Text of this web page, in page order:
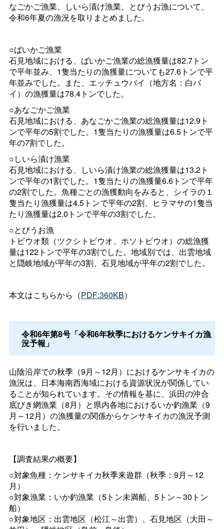
なごかご漁業、しいら漬け漁業、とびうお漁について、
令和6年夏の漁況を取りまとめました。
○ばいかご漁業
石見地域における、ばいかご漁業の総漁獲量は82.7トン
で平年並み、1隻当たりの漁獲量についても27.6トンで平
年並みでした。また、エッチュウバイ（地方名：白バ
イ）の漁獲量は78.4トンでした。
○あなごかご漁業
石見地域における、あなごかご漁業の総漁獲量は12.9ト
ンで平年の5割でした。1隻当たりの漁獲量は6.5トンで平
年の7割でした。
○しいら漬け漁業
石見地域における、しいら漬け漁業の総漁獲量は13.2ト
ンで平年の1割でした。1隻当たりの漁獲量6.6トンで平年
の2割でした。魚種ごとの漁獲動向をみると、シイラの１
隻当たり漁獲量は4.5トンで平年の2割、ヒラマサの1隻当
たり漁獲量は2.0トンで平年の3割でした。
○とびうお漁
トビウオ類（ツクシトビウオ、ホソトビウオ）の総漁獲
量は122トンで平年の3割でした。地域別では、出雲地域
と隠岐地域が平年の3割、石見地域が平年の2割でした。
本文はこちらから（PDF:360KB）
令和6年第8号「令和6年秋季におけるケンサキイカ漁
況予報」
山陰沿岸での秋季（9月～12月）におけるケンサキイカの
漁況は、日本海南西海域における資源状況が関係してい
ることが知られています。その情報を基に、浜田の沖合
底びき網漁業（8月）と県内各地におけるいか釣漁業（9
月～12月）の漁獲量の関係からケンサキイカの漁況予測
を行いました。
【調査結果の概要】
○対象魚種：ケンサキイカ秋季来遊群（秋季：9月～12
月）
○対象漁業：いか釣漁業（5トン未満船、5トン～30トン
船）
○対象地区：出雲地区（松江～出雲）、石見地区（大田～